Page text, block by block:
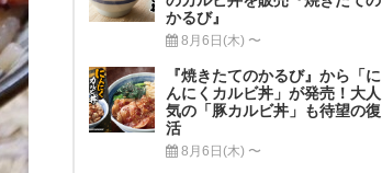
かるび』
8月6日(木) 〜
『焼きたてのかるび』から「に
んにくカルビ丼」が発売！大人
気の「豚カルビ丼」も待望の復
活
8月6日(木) 〜